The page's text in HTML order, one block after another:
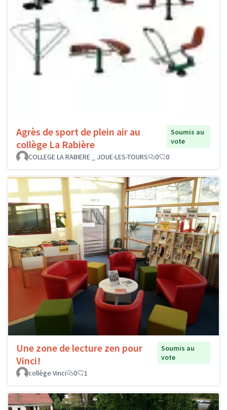
Agrès de sport de plein air au
collège La Rabière
Soumis au
vote
COLLEGE LA RABIERE _ JOUE-LES-TOURS
0 0
Une zone de lecture zen pour
Vinci!
Soumis au
vote
collège Vinci
0 1